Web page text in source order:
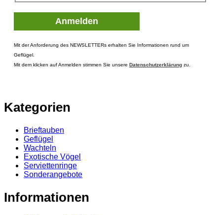
Mit der Anforderung des NEWSLETTERs erhalten Sie Informationen rund um
Geflügel.
Mit dem klicken auf Anmelden stimmen Sie unsere Datenschutzerklärung zu.
Kategorien
Brieftauben
Geflügel
Wachteln
Exotische Vögel
Serviettenringe
Sonderangebote
Informationen